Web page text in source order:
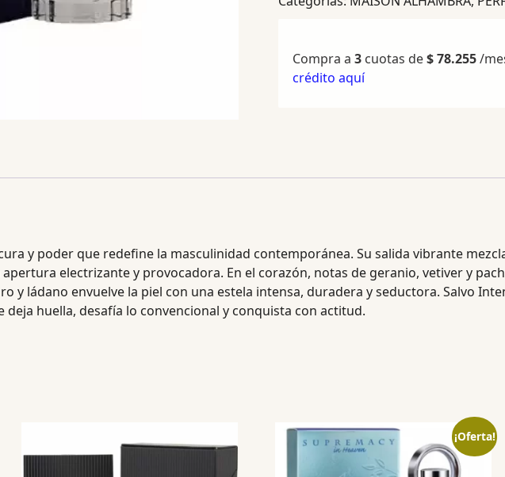
Compra a 3cuotas de$78.255/
crédito aquí
y poder que redefine la masculinidad contemporánea. Su salida vibrante
apertura electrizante y provocadora. En el corazón, notas de geranio, vetiver y
y ládano envuelve la piel con una estela intensa, duradera y seductora. Salvo
deja huella, desafía lo convencional y conquista con actitud.
¡Oferta!